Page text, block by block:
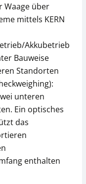
inkl. Mwst.
KERN
279,00
Waage über
mittels KERN
Akkubetrieb
Bauweise
Standorten
unteren
Ein optisches
das
enthalten